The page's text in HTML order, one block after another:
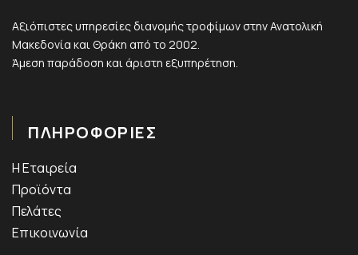
Αξιόπιστες υπηρεσίες διανομής τροφίμων στην Ανατολική
Μακεδονία και Θράκη από το 2002.
Άμεση παράδοση και άριστη εξυπηρέτηση.
ΠΛΗΡΟΦΟΡΙΕΣ
Η Εταιρεία
Προϊόντα
Πελάτες
Επικοινωνία